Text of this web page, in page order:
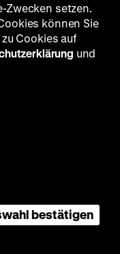
Zwecken setzen.
können Sie
Cookies auf
und
bestätigen